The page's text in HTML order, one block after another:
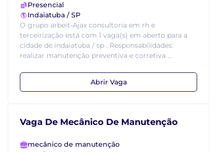
Presencial
Indaiatuba / SP
O grupo arbeit-Ajax consultoria em rh e
terceirização está com 1 vaga(s) em aberto para a
cidade de indaiatuba / sp . Responsabilidades:
realizar manutenção preventiva e corretiva ...
Abrir Vaga
Vaga De Mecânico De Manutenção
mecânico de manutenção